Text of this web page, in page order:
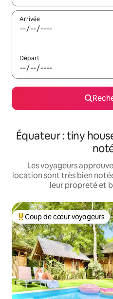
Arrivée
Départ
Équateur : tiny
Les voyageurs
location sont très bien
leur propreté et
Coups de cœur voyageurs les
Coup de cœur voyageurs